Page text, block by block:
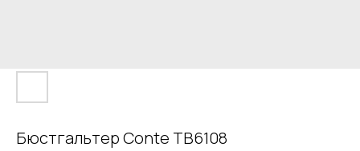
Бюстгальтер Conte TB6108